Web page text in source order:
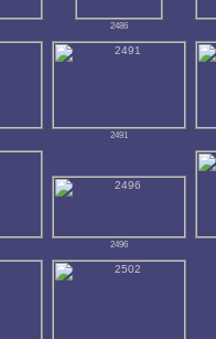
2486
2491
2496